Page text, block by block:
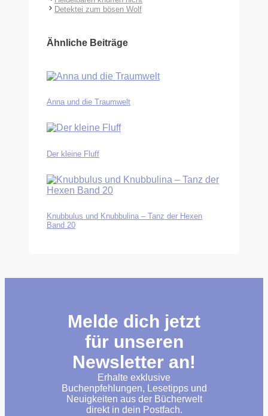
Detektei zum bösen Wolf
Ähnliche Beiträge
Anna und die Traumwelt
Der kleine Fluff
Knubbulus und Knubbulina – Tanz der Hexen
Band 20
Melde dich jetzt
für unseren
Newsletter an!
Erhalte exklusive
Buchenpfehlungen, Lesetipps und
Neuigkeiten aus der Bücherwelt
direkt in dein Postfach.